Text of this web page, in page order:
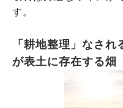
す。
「耕地整理」なさ
が表土に存在する畑